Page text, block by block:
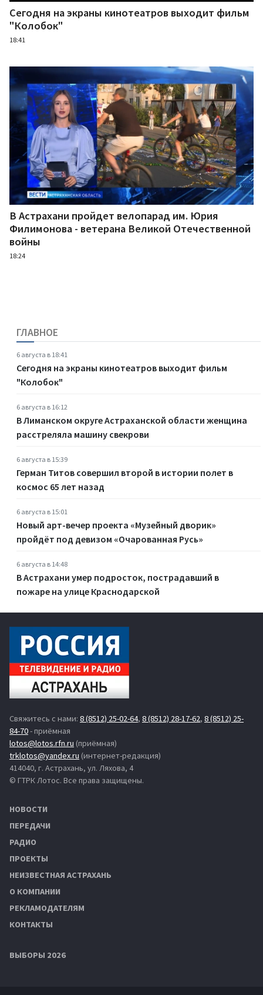
Сегодня на экраны кинотеатров выходит фильм
"Колобок"
18:41
В Астрахани пройдет велопарад им. Юрия
Филимонова - ветерана Великой Отечественной
войны
18:24
ГЛАВНОЕ
6 августа в 18:41
Сегодня на экраны кинотеатров выходит фильм
"Колобок"
6 августа в 16:12
В Лиманском округе Астраханской области женщина
расстреляла машину свекрови
6 августа в 15:39
Герман Титов совершил второй в истории полет в
космос 65 лет назад
6 августа в 15:01
Новый арт-вечер проекта «Музейный дворик»
пройдёт под девизом «Очарованная Русь»
6 августа в 14:48
В Астрахани умер подросток, пострадавший в
пожаре на улице Краснодарской
Свяжитесь с нами: 8 (8512) 25-02-64, 8 (8512) 28-17-62, 8 (8512) 25-
84-70- приёмная
lotos@lotos.rfn.ru (приёмная)
trklotos@yandex.ru (интернет-редакция)
414040, г. Астрахань, ул. Ляхова, 4
© ГТРК Лотос. Все права защищены.
НОВОСТИ
ПЕРЕДАЧИ
РАДИО
ПРОЕКТЫ
НЕИЗВЕСТНАЯ АСТРАХАНЬ
О КОМПАНИИ
РЕКЛАМОДАТЕЛЯМ
КОНТАКТЫ
ВЫБОРЫ 2026